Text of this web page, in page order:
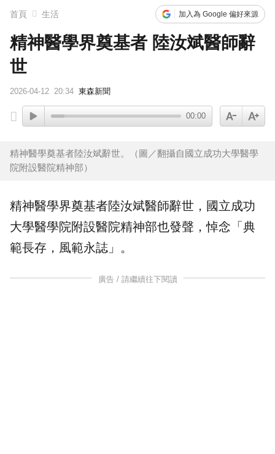
首頁 生活 加入為 Google 偏好來源
精神醫學界奠基者 陸汝斌醫師辭
世
2026-04-12 20:34 東森新聞
00:00
精神醫學奠基者陸汝斌辭世。（圖／翻攝自國立成功大學醫學
院附設醫院精神部）
精神醫學界奠基者陸汝斌醫師辭世，國立成功
大學醫學院附設醫院精神部也發聲，悼念「典
範長存，風範永誌」。
廣告 / 請繼續往下閱讀